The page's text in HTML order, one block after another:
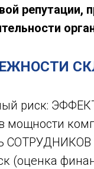
репутации,
риск:
мощности
(оценка